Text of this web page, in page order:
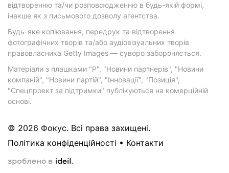
відтворенню та/чи розповсюдженню в будь-якій формі,
інакше як з письмового дозволу агентства.
Будь-яке копіювання, передрук та відтворення
фотографічних творів та/або аудіовізуальних творів
правовласника Getty Images — суворо забороняється.
Матеріали з плашками "Р", "Новини партнерів", "Новини
компаній", "Новини партій", "Інновації", "Позиція",
"Спецпроект за підтримки" публікуються на комерційній
основі.
© 2026 Фокус. Всі права захищені.
Політика конфіденційності • Контакти